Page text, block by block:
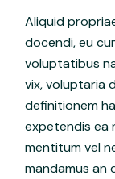
Aliquid
docendi, eu
voluptatibus
vix, voluptaria
definitionem
expetendis ea
mentitum vel
mandamus an